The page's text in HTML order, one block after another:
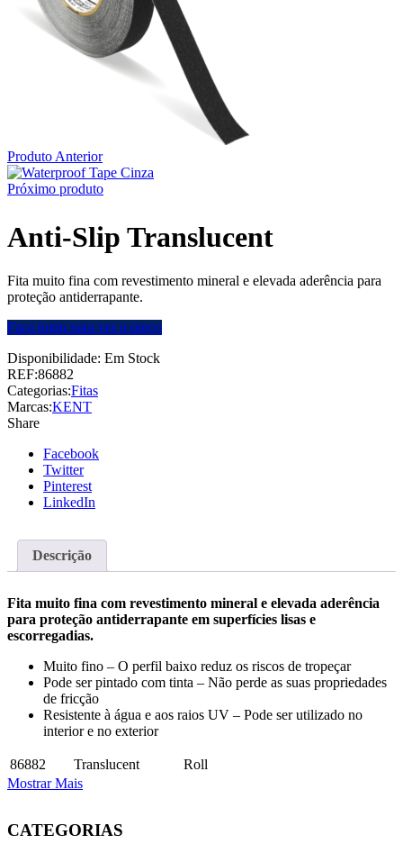
Produto Anterior
Próximo produto
Anti-Slip Translucent
Fita muito fina com revestimento mineral e elevada aderência para
proteção antiderrapante.
Faça login para ver o preço
Disponibilidade: Em Stock
REF:86882
Categorias:Fitas
Marcas:KENT
Share
Facebook
Twitter
Pinterest
LinkedIn
Descrição
Fita muito fina com revestimento mineral e elevada aderência
para proteção antiderrapante em superfícies lisas e
escorregadias.
Muito fino – O perfil baixo reduz os riscos de tropeçar
Pode ser pintado com tinta – Não perde as suas propriedades
de fricção
Resistente à água e aos raios UV – Pode ser utilizado no
interior e no exterior
86882 Translucent
Roll
Mostrar Mais
CATEGORIAS